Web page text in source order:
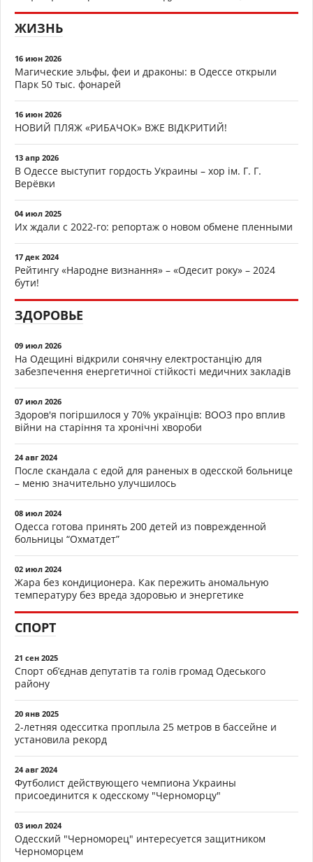
ЖИЗНЬ
16 июн 2026
Магические эльфы, феи и драконы: в Одессе открыли
Парк 50 тыс. фонарей
16 июн 2026
НОВИЙ ПЛЯЖ «РИБАЧОК» ВЖЕ ВІДКРИТИЙ!
13 апр 2026
В Одессе выступит гордость Украины – хор ім. Г. Г.
Верёвки
04 июл 2025
Их ждали с 2022-го: репортаж о новом обмене пленными
17 дек 2024
Рейтингу «Народне визнання» – «Одесит року» – 2024
бути!
ЗДОРОВЬЕ
09 июл 2026
На Одещині відкрили сонячну електростанцію для
забезпечення енергетичної стійкості медичних закладів
07 июл 2026
Здоров'я погіршилося у 70% українців: ВООЗ про вплив
війни на старіння та хронічні хвороби
24 авг 2024
После скандала с едой для раненых в одесской больнице
– меню значительно улучшилось
08 июл 2024
Одесса готова принять 200 детей из поврежденной
больницы “Охматдет”
02 июл 2024
Жара без кондиционера. Как пережить аномальную
температуру без вреда здоровью и энергетике
СПОРТ
21 сен 2025
Спорт об’єднав депутатів та голів громад Одеського
району
20 янв 2025
2-летняя одесситка проплыла 25 метров в бассейне и
установила рекорд
24 авг 2024
Футболист действующего чемпиона Украины
присоединится к одесскому "Черноморцу"
03 июл 2024
Одесский "Черноморец" интересуется защитником
Черноморцем